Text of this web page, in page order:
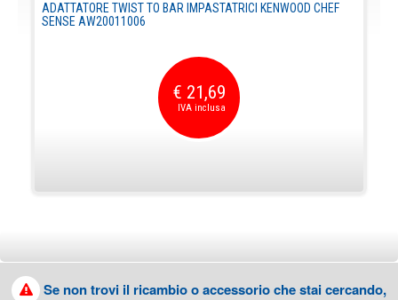
ADATTATORE TWIST TO BAR IMPASTATRICI KENWOOD CHEF
SENSE AW20011006
€ 21,69
Se non trovi il ricambio o accessorio che stai cercando,